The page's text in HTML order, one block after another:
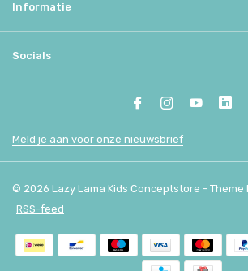
Informatie
Socials
Meld je aan voor onze nieuwsbrief
© 2026 Lazy Lama Kids Conceptstore - Theme
RSS-feed